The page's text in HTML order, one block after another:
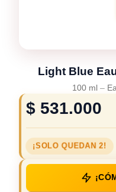
Light Blue
100 ml –
$ 531.000
¡SOLO QUEDAN 2!